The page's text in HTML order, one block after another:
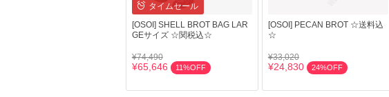
タイムセール
[OSOI] SHELL BROT BAG LAR
GEサイズ ☆関税込☆
¥74,490
¥65,646 11%OFF
[OSOI] PECAN BROT ☆送料込
☆
¥33,020
¥24,830 24%OFF